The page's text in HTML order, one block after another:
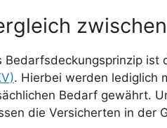
Bedarfsdeckungsprinzip ist
. Hierbei werden lediglich
Bedarf gewährt.
die Versicherten in der